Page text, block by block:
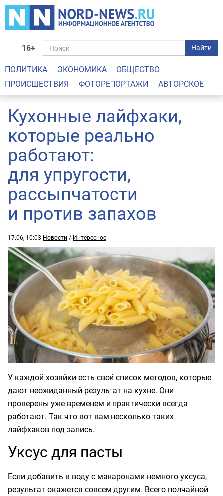
16+ Найти
ПОЛИТИКА ЭКОНОМИКА
ОБЩЕСТВО
ПРОИСШЕСТВИЯ
ФОТОРЕПОРТАЖИ АВТОРСКОЕ
Кухонные лайфхаки,
которые реально
работают:
для упругости,
рассыпчатости
и против запахов
17.06, 10:03 Новости / Интересное
У каждой хозяйки есть свой список методов, которые
дают неожиданный результат на кухне. Они
проверены уже временем и практически всегда
работают. Так что вот вам несколько таких
лайфхаков под запись.
Уксус для пасты
Если добавить в воду с макаронами немного уксуса,
результат окажется совсем другим. Всего полчайной